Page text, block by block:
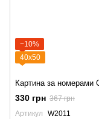
−10%
40х50
330 грн 367 грн
Артикул
W2011